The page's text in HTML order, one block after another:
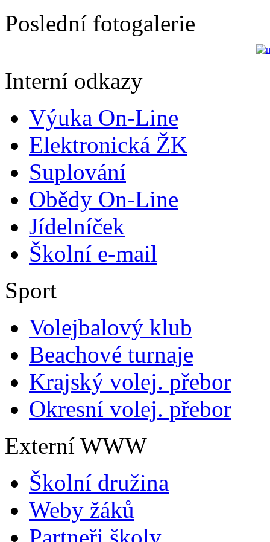
Poslední fotogalerie
Interní odkazy
Výuka On-Line
Elektronická ŽK
Suplování
Obědy On-Line
Jídelníček
Školní e-mail
Sport
Volejbalový klub
Beachové turnaje
Krajský volej. přebor
Okresní volej. přebor
Externí WWW
Školní družina
Weby žáků
Partneři školy